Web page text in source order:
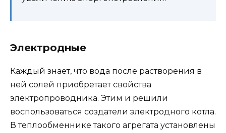
Электродные
Каждый знает, что вода после растворения в
ней солей приобретает свойства
электропроводника. Этим и решили
воспользоваться создатели электродного котла.
В теплообменнике такого агрегата установлены